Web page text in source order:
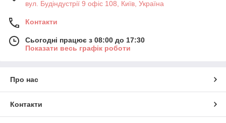
вул. Будіндустрії 9 офіс 108, Київ, Україна
Контакти
Сьогодні працює з 08:00 до 17:30
Показати весь графік роботи
Про нас
Контакти